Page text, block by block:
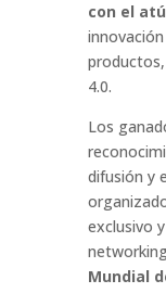
con el
4.0.
Los
difusión y
exclusivo
Mundial